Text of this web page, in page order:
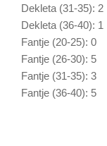
Dekleta (31-35): 2
Dekleta (36-40): 1
Fantje (20-25): 0
Fantje (26-30): 5
Fantje (31-35): 3
Fantje (36-40): 5